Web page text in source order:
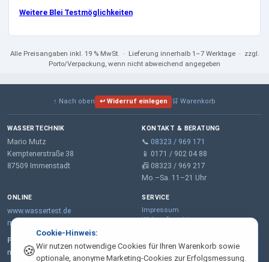
🍪
Cookie-Hinweis:
Wir nutzen notwendige Cookies für Ihren Warenkorb sowie
optionale, anonyme Marketing-Cookies zur Erfolgsmessung.
Weitere Blei Testmöglichkeiten
Alle Preisangaben inkl. 19 % MwSt. · Lieferung innerhalb 1–7 Werktage · zzgl.
Porto/Verpackung, wenn nicht abweichend angegeben
↑ Nach oben ↩ Widerruf einlegen 🛒 Warenkorb
WASSERTECHNIK
Mario Mutz
Kemptenerstraße 38
87509 Immenstadt
KONTAKT & BERATUNG
📞 08323 / 969 171
📱 0171 / 902 04 88
📠 08323 / 969 217
Mo.–Sa. 11–21 Uhr
ONLINE
www.wassertest.de
mail@wassertest.de
Partner:
m-wt.de – Wasserenthärtung
SERVICE
Impressum
Widerrufsrecht
AGB
Lieferung & Zahlung